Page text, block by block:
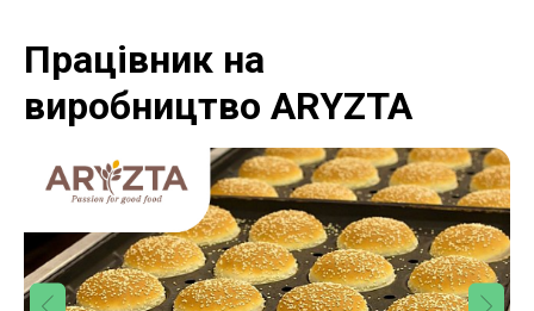
Працівник на
виробництво ARYZTA